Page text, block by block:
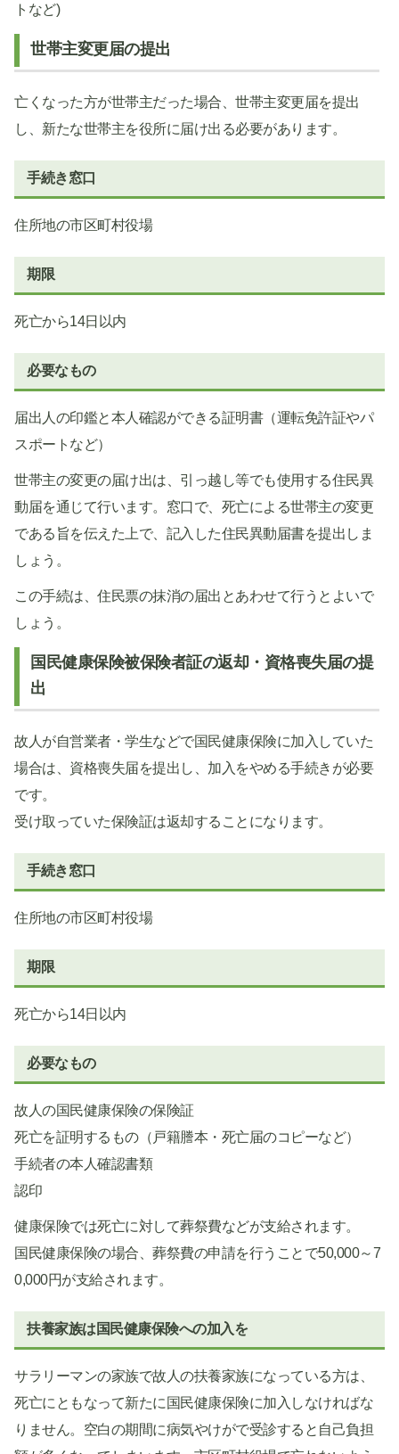
トなど)
世帯主変更届の提出
亡くなった方が世帯主だった場合、世帯主変更届を提出
し、新たな世帯主を役所に届け出る必要があります。
手続き窓口
住所地の市区町村役場
期限
死亡から14日以内
必要なもの
届出人の印鑑と本人確認ができる証明書（運転免許証やパ
スポートなど）
世帯主の変更の届け出は、引っ越し等でも使用する住民異
動届を通じて行います。窓口で、死亡による世帯主の変更
である旨を伝えた上で、記入した住民異動届書を提出しま
しょう。
この手続は、住民票の抹消の届出とあわせて行うとよいで
しょう。
国民健康保険被保険者証の返却・資格喪失届の提
出
故人が自営業者・学生などで国民健康保険に加入していた
場合は、資格喪失届を提出し、加入をやめる手続きが必要
です。
受け取っていた保険証は返却することになります。
手続き窓口
住所地の市区町村役場
期限
死亡から14日以内
必要なもの
故人の国民健康保険の保険証
死亡を証明するもの（戸籍謄本・死亡届のコピーなど）
手続者の本人確認書類
認印
健康保険では死亡に対して葬祭費などが支給されます。
国民健康保険の場合、葬祭費の申請を行うことで50,000～7
0,000円が支給されます。
扶養家族は国民健康保険への加入を
サラリーマンの家族で故人の扶養家族になっている方は、
死亡にともなって新たに国民健康保険に加入しなければな
りません。空白の期間に病気やけがで受診すると自己負担